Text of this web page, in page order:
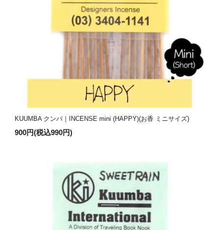
KUUMBA クンバ｜INCENSE mini (HAPPY)(お香 ミニサイズ)
900円(税込990円)